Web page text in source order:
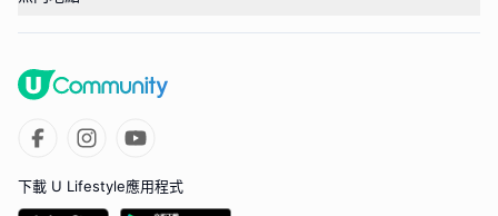
下載 U Lifestyle應用程式